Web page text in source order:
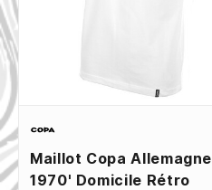
Maillot Copa Allemagne
1970' Domicile Rétro